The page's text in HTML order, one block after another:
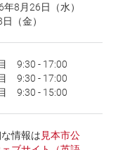
年8月26日（水）
日（金）
9:30 - 17:00
9:30 - 17:00
9:30 - 15:00
情報は 見本市公